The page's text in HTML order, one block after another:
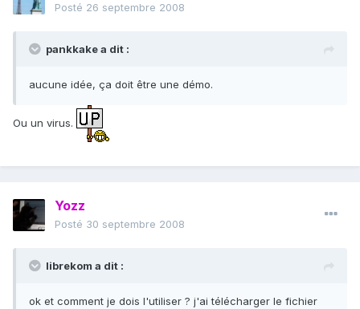
Posté 26 septembre 2008
pankkake a dit :
aucune idée, ça doit être une démo.
Ou un virus.
Yozz
Posté 30 septembre 2008
librekom a dit :
ok et comment je dois l'utiliser ? j'ai télécharger le fichier